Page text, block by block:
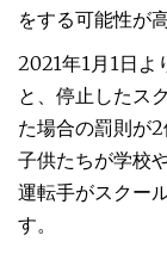
をする可能性が
2021年1月1日よ
と、停止したス
た場合の罰則が
子供たちが学校
運転手がスクー
す。